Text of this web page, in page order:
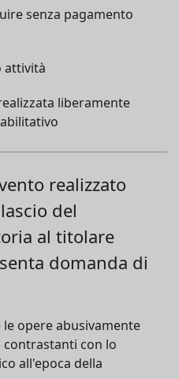
senza pagamento
attività
liberamente
realizzato
del
al titolare
domanda di
opere abusivamente
contrastanti con lo
all'epoca della